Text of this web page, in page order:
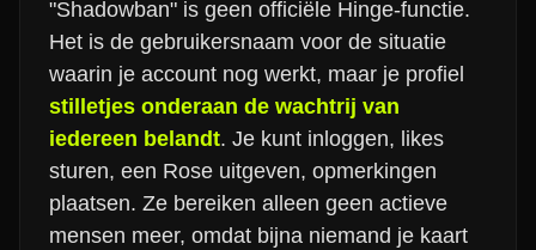
"Shadowban" is geen officiële Hinge-functie.
Het is de gebruikersnaam voor de situatie
waarin je account nog werkt, maar je profiel
stilletjes onderaan de wachtrij van
iedereen belandt. Je kunt inloggen, likes
sturen, een Rose uitgeven, opmerkingen
plaatsen. Ze bereiken alleen geen actieve
mensen meer, omdat bijna niemand je kaart